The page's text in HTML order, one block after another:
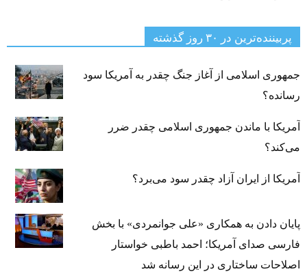
پربیننده‌ترین‌ در ۳۰ روز گذشته
جمهوری اسلامی از آغاز جنگ چقدر به آمریکا سود
رسانده؟
آمریکا با ماندن جمهوری اسلامی چقدر ضرر
می‌کند؟
آمریکا از ایران آزاد چقدر سود می‌برد؟
پایان دادن به همکاری «علی جوانمردی» با بخش
فارسی صدای آمریکا؛ احمد باطبی خواستار
اصلاحات ساختاری در این رسانه شد